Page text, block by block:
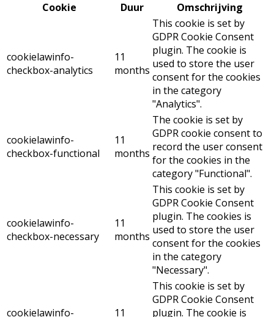
Cookie
Duur Omschrijving
cookielawinfo-
checkbox-analytics
11
months
This cookie is set by
GDPR Cookie Consent
plugin. The cookie is
used to store the user
consent for the cookies
in the category
"Analytics".
cookielawinfo-
checkbox-functional
11
months
The cookie is set by
GDPR cookie consent to
record the user consent
for the cookies in the
category "Functional".
cookielawinfo-
checkbox-necessary
11
months
This cookie is set by
GDPR Cookie Consent
plugin. The cookies is
used to store the user
consent for the cookies
in the category
"Necessary".
cookielawinfo-
11
This cookie is set by
GDPR Cookie Consent
plugin. The cookie is